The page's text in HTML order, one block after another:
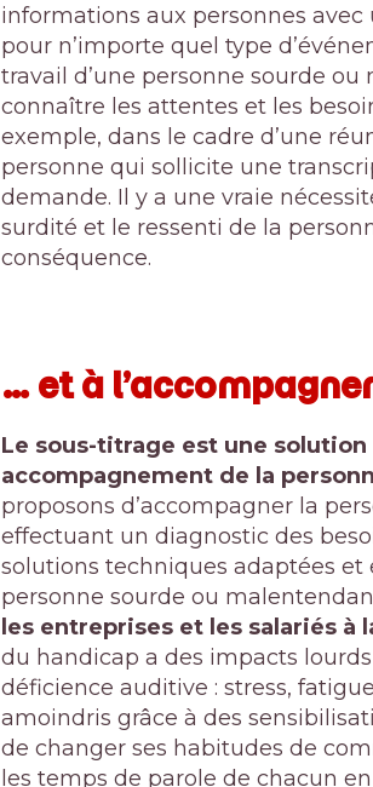
informations aux personnes
pour n’importe quel type
travail d’une personne sourde
connaître les attentes et les
exemple, dans le cadre d’une
personne qui sollicite une
demande. Il y a une vraie
surdité et le ressenti de la
conséquence.
… et à
Le sous-titrage est une
accompagnement de la
proposons d’accompagner la
effectuant un diagnostic des
solutions techniques adaptées et
personne sourde ou
les entreprises et les salariés à
du handicap a des impacts
déficience auditive : stress,
amoindris grâce à des
de changer ses habitudes de
les temps de parole de chacun